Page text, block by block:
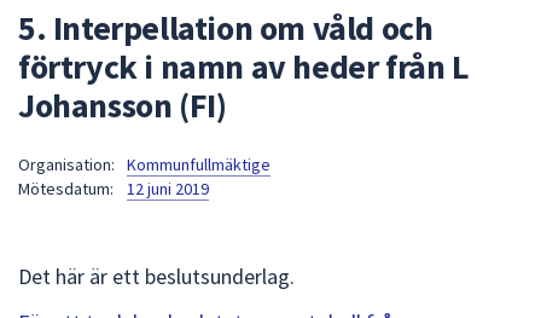
sökfältet
kommer
sökförslag
att
5. Interpellation om våld och
förtryck i namn av heder från L
Johansson (FI)
Organisation:
Kommunfullmäktige
Mötesdatum:
12 juni 2019
Det här är ett beslutsunderlag.